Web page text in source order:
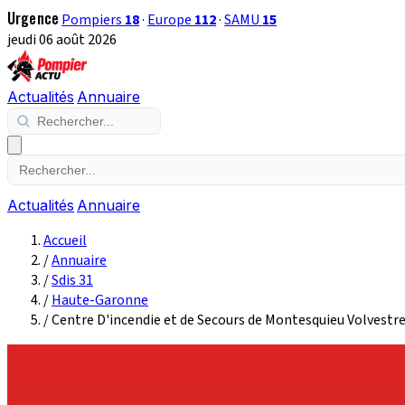
Urgence Pompiers 18· Europe 112·SAMU 15
jeudi 06 août 2026
Actualités Annuaire
Actualités Annuaire
Accueil
/Annuaire
/Sdis 31
/Haute-Garonne
/Centre D'incendie et de Secours de Montesquieu Volvestre